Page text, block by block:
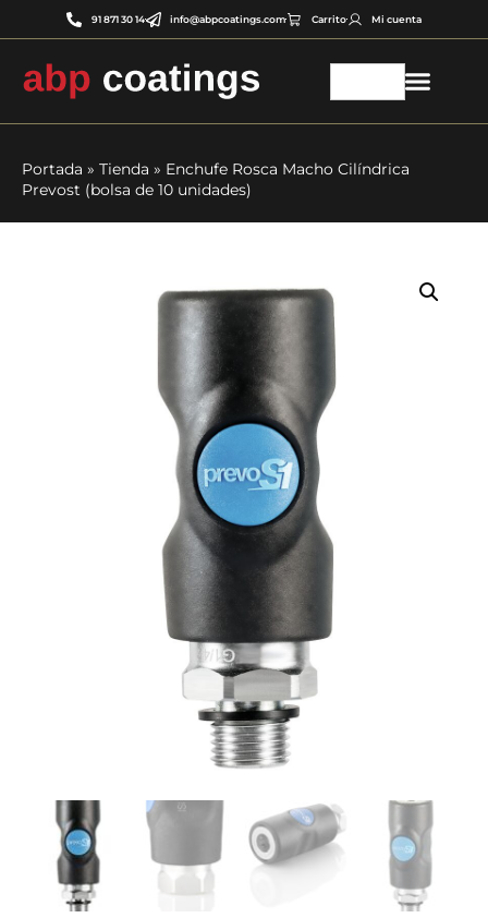
91 871 30 14 info@abpcoatings.com Carrito Mi cuenta
Portada » Tienda » Enchufe Rosca Macho Cilíndrica
Prevost (bolsa de 10 unidades)